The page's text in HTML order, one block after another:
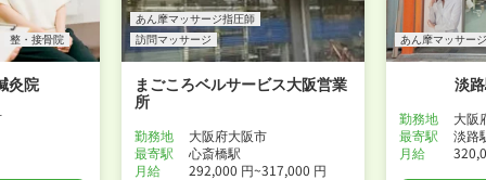
整・接骨院
灸院
あん摩マッサージ指圧師
訪問マッサージ
まごころベルサービス大阪営業
所
勤務地
大阪府大阪市
最寄駅
心斎橋駅
月給
292,000 円~317,000 円
あん摩マッサー
淡
勤務地
大阪
最寄駅
淡路
月給